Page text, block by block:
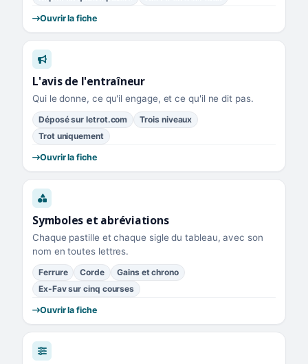
Ouvrir la fiche
L'avis de l'entraîneur
Qui le donne, ce qu'il engage, et ce qu'il ne dit pas.
Déposé sur letrot.com
Trois niveaux
Trot uniquement
Ouvrir la fiche
Symboles et abréviations
Chaque pastille et chaque sigle du tableau, avec son
nom en toutes lettres.
Ferrure Corde
Gains et chrono
Ex-Fav sur cinq courses
Ouvrir la fiche